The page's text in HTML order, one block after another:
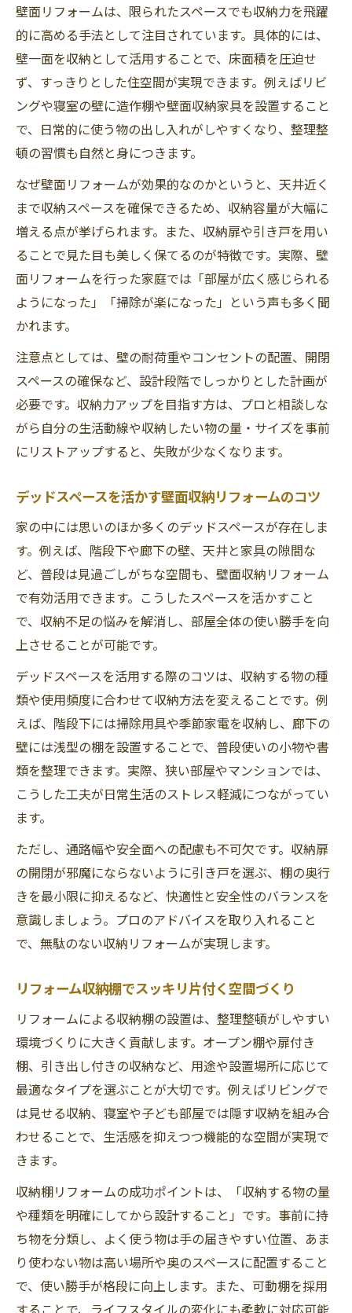
収納リフォームを成功させるための優先順
位と考え方
リフォーム計画時に押さえるべき収納設計
のポイント
狭い部屋でも使いやすい収納リフォームの
工夫
させる方法
収納リフォームで後悔しないための注意点
まとめ
狭い空間にも最適なリフォーム収納術を紹介
狭い部屋におすすめのリフォーム収納アイ
活用する方法
リフォームで実現する省スペース収納の工
夫
マンションに最適なリフォーム収納術のポ
リフォーム収納棚で狭い空間を有効活用す
る秘訣
デッドスペースを変えるリフォームアイデア集
リフォームでデッドスペースを有効活用す
る方法
壁面リフォームで生まれる新たな収納スペ
ース
収納リフォームアイデアで余白を活かす工
夫
階段下や壁の厚みを使ったリフォーム収納
術
リフォーム収納棚で隙間を賢く収納スペー
スに変える
リフォームによる効率的な収納設計の基本
とは
暮らしやすさを生む収納リフォームの工夫
収納リフォームで動線を改善するアイデア
リフォーム収納棚で家事効率を高める設計
方法
イント
まとめて学ぶ収納リフォームの費用と実践方法
収納リフォームの費用相場と予算の立て方
を解説
リフォームで収納を増やす際の費用内訳と
壁面収納リフォームの相場と現実的なプラ
ン例
収納リフォーム棚の費用を抑えるコツとポ
イント
マンション収納リフォームで賢く予算を使
う方法
壁面リフォームは、限られたスペースでも収納力を飛躍
的に高める手法として注目されています。具体的には、
壁一面を収納として活用することで、床面積を圧迫せ
ず、すっきりとした住空間が実現できます。例えばリビ
ングや寝室の壁に造作棚や壁面収納家具を設置すること
で、日常的に使う物の出し入れがしやすくなり、整理整
頓の習慣も自然と身につきます。
なぜ壁面リフォームが効果的なのかというと、天井近く
まで収納スペースを確保できるため、収納容量が大幅に
増える点が挙げられます。また、収納扉や引き戸を用い
ることで見た目も美しく保てるのが特徴です。実際、壁
面リフォームを行った家庭では「部屋が広く感じられる
ようになった」「掃除が楽になった」という声も多く聞
かれます。
注意点としては、壁の耐荷重やコンセントの配置、開閉
スペースの確保など、設計段階でしっかりとした計画が
必要です。収納力アップを目指す方は、プロと相談しな
がら自分の生活動線や収納したい物の量・サイズを事前
にリストアップすると、失敗が少なくなります。
デッドスペースを活かす壁面収納リフォームのコツ
家の中には思いのほか多くのデッドスペースが存在しま
す。例えば、階段下や廊下の壁、天井と家具の隙間な
ど、普段は見過ごしがちな空間も、壁面収納リフォーム
で有効活用できます。こうしたスペースを活かすこと
で、収納不足の悩みを解消し、部屋全体の使い勝手を向
上させることが可能です。
デッドスペースを活用する際のコツは、収納する物の種
類や使用頻度に合わせて収納方法を変えることです。例
えば、階段下には掃除用具や季節家電を収納し、廊下の
壁には浅型の棚を設置することで、普段使いの小物や書
類を整理できます。実際、狭い部屋やマンションでは、
こうした工夫が日常生活のストレス軽減につながってい
ます。
ただし、通路幅や安全面への配慮も不可欠です。収納扉
の開閉が邪魔にならないように引き戸を選ぶ、棚の奥行
きを最小限に抑えるなど、快適性と安全性のバランスを
意識しましょう。プロのアドバイスを取り入れること
で、無駄のない収納リフォームが実現します。
リフォーム収納棚でスッキリ片付く空間づくり
リフォームによる収納棚の設置は、整理整頓がしやすい
環境づくりに大きく貢献します。オープン棚や扉付き
棚、引き出し付きの収納など、用途や設置場所に応じて
最適なタイプを選ぶことが大切です。例えばリビングで
は見せる収納、寝室や子ども部屋では隠す収納を組み合
わせることで、生活感を抑えつつ機能的な空間が実現で
きます。
収納棚リフォームの成功ポイントは、「収納する物の量
や種類を明確にしてから設計すること」です。事前に持
ち物を分類し、よく使う物は手の届きやすい位置、あま
り使わない物は高い場所や奥のスペースに配置すること
で、使い勝手が格段に向上します。また、可動棚を採用
することで、ライフスタイルの変化にも柔軟に対応可能